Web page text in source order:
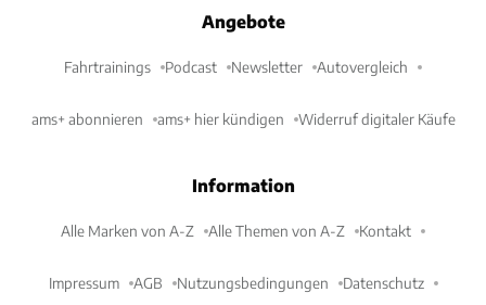
Angebote
Fahrtrainings Podcast Newsletter Autovergleich
ams+ abonnieren ams+ hier kündigen Widerruf digitaler Käufe
Information
Alle Marken von A-Z Alle Themen von A-Z Kontakt
Impressum AGB Nutzungsbedingungen Datenschutz